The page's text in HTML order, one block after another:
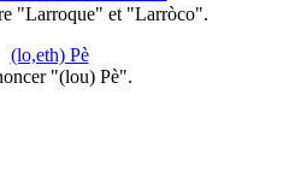
"Larroque" et "Larròco".
(lo,eth) Pè
"(lou) Pè".